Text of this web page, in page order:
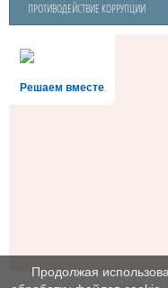
ПРОТИВОДЕЙСТВИЕ КОРРУПЦИИ
Решаем вместе
Продолжая